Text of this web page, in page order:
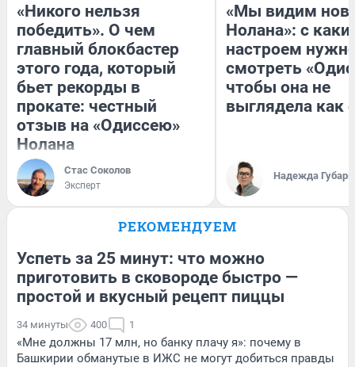
«Никого нельзя
победить». О чем
главный блокбастер
этого года, который
бьет рекорды в
прокате: честный
отзыв на «Одиссею»
Нолана
Стас Соколов
Эксперт
«Мы видим
Нолана»: с
настроем
смотреть
чтобы она не
выглядела как
Надежда Губарь
РЕКОМЕНДУЕМ
Успеть за 25 минут: что можно
приготовить в сковороде быстро —
простой и вкусный рецепт пиццы
34 минуты 400 1
«Мне должны 17 млн, но банку плачу я»: почему в
Башкирии обманутые в ИЖС не могут добиться правды